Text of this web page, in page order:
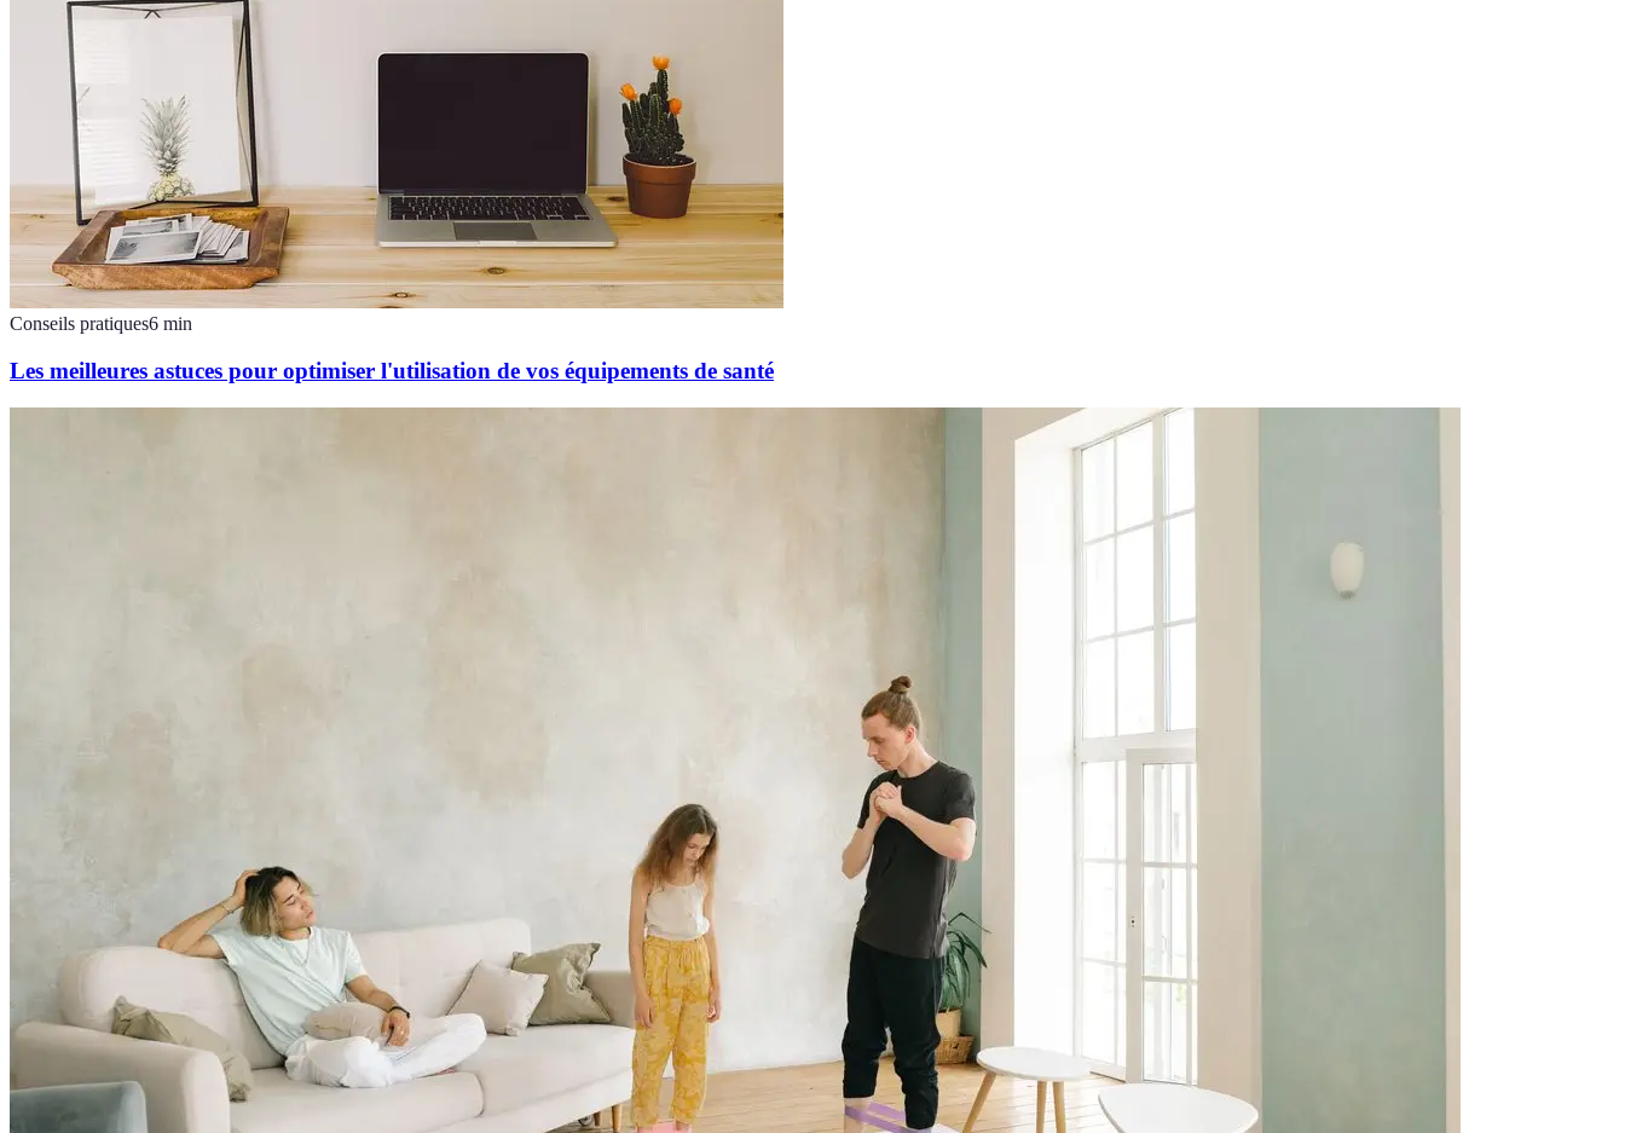
Conseils pratiques6 min
Les meilleures astuces pour optimiser l'utilisation de vos équipements de santé